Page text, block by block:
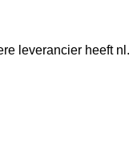
leverancier heeft nl.